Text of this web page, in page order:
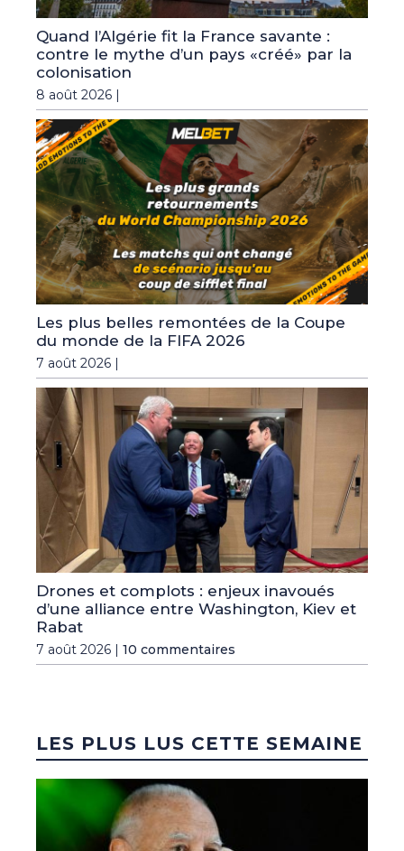
Quand l’Algérie fit la France savante :
contre le mythe d’un pays «créé» par la
colonisation
8 août 2026 |
Les plus belles remontées de la Coupe
du monde de la FIFA 2026
7 août 2026 |
Drones et complots : enjeux inavoués
d’une alliance entre Washington, Kiev et
Rabat
7 août 2026 | 10 commentaires
LES PLUS LUS CETTE SEMAINE